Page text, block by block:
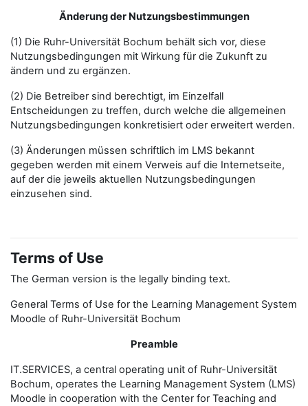
Änderung der Nutzungsbestimmungen
(1) Die Ruhr-Universität Bochum behält sich vor, diese
Nutzungsbedingungen mit Wirkung für die Zukunft zu
ändern und zu ergänzen.
(2) Die Betreiber sind berechtigt, im Einzelfall
Entscheidungen zu treffen, durch welche die allgemeinen
Nutzungsbedingungen konkretisiert oder erweitert werden.
(3) Änderungen müssen schriftlich im LMS bekannt
gegeben werden mit einem Verweis auf die Internetseite,
auf der die jeweils aktuellen Nutzungsbedingungen
einzusehen sind.
Terms of Use
The German version is the legally binding text.
General Terms of Use for the Learning Management System
Moodle of Ruhr-Universität Bochum
Preamble
IT.SERVICES, a central operating unit of Ruhr-Universität
Bochum, operates the Learning Management System (LMS)
Moodle in cooperation with the Center for Teaching and